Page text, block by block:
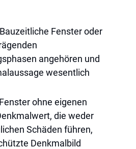
angehören und
wesentlich
die weder
Schäden führen,
Denkmalbild